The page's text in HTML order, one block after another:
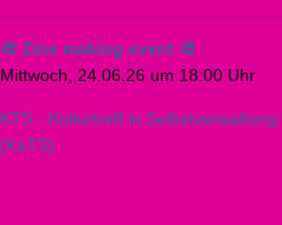
🎨 Zine making event 🎨
Mittwoch, 24.06.26 um 18:00 Uhr
KTS - Kulturtreff in Selbstverwaltung
(KaTS)